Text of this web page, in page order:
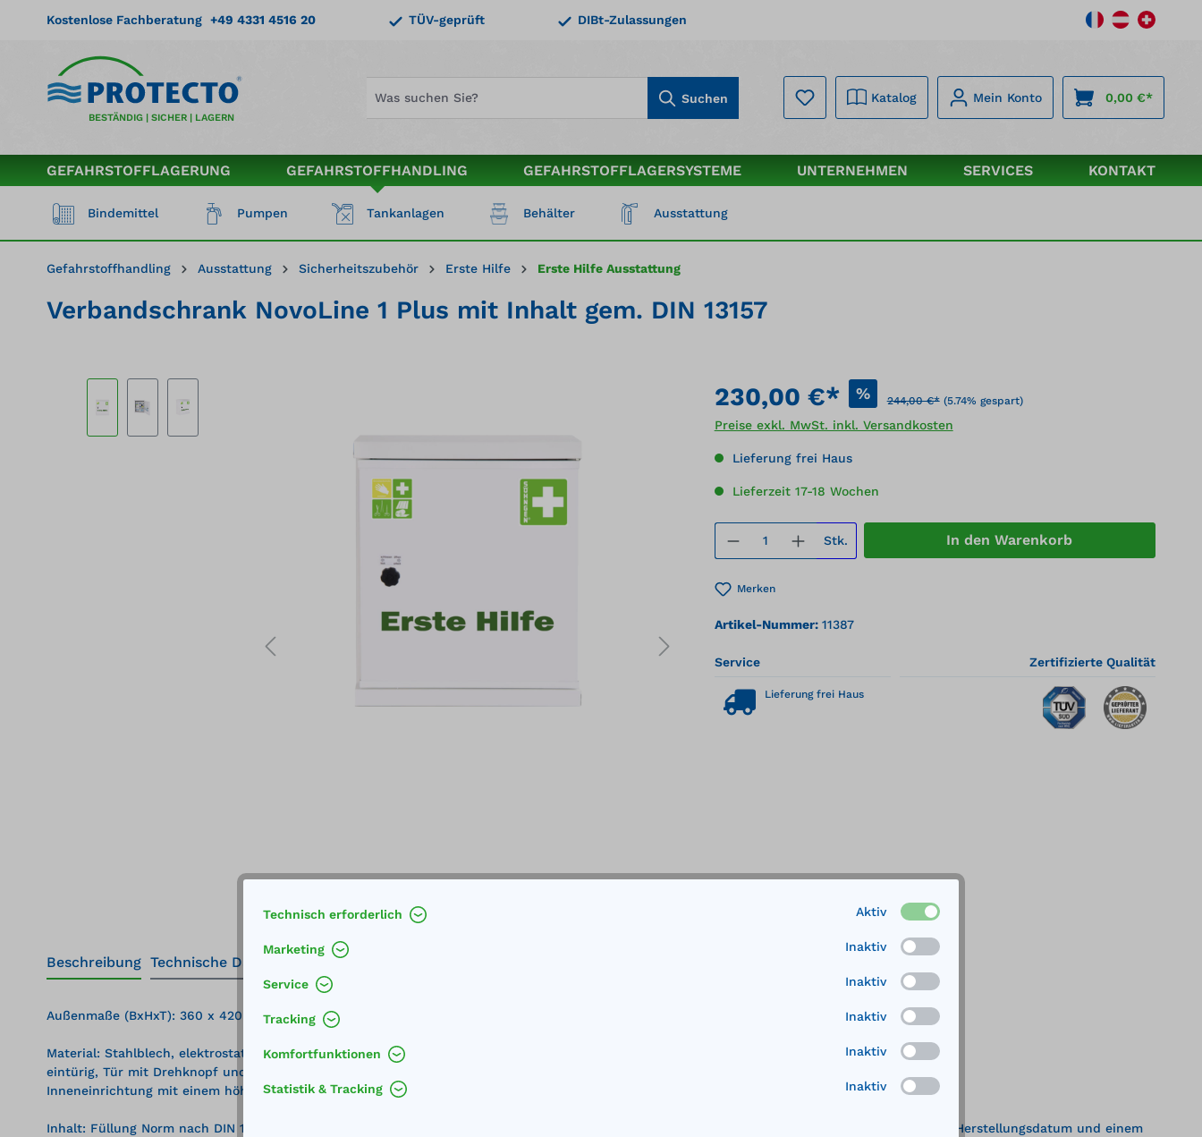
Zur Hauptnavigation springen
Kostenlose Fachberatung +49 4331 4516 20 TÜV-geprüft DIBt-Zulassungen
BESTÄNDIG | SICHER | LAGERN
Suchen Katalog Mein Konto 0,00 €*
GEFAHRSTOFFLAGERUNG GEFAHRSTOFFHANDLING GEFAHRSTOFFLAGERSYSTEME UNTERNEHMEN SERVICES KONTAKT
Bindemittel Pumpen Tankanlagen Behälter Ausstattung
Gefahrstoffhandling Ausstattung Sicherheitszubehör Erste Hilfe Erste Hilfe Ausstattung
Verbandschrank NovoLine 1 Plus mit Inhalt gem. DIN 13157
230,00 €* % 244,00 €* (5.74% gespart)
Preise exkl. MwSt. inkl. Versandkosten
Lieferung frei Haus
Lieferzeit 17-18 Wochen
Produkt Anzahl: Gib den gewünschten Wert
Stk. In den Warenkorb
Merken
Artikel-Nummer: 11387
Service
Lieferung frei Haus
Zertifizierte Qualität
Beschreibung Technische Daten
Außenmaße (BxHxT): 360 x 420 x 200 mm
Material: Stahlblech, elektrostatisch weiß pulverbeschichtet
eintürig, Tür mit Drehknopf und kräftigem Verschluss
Inneneinrichtung mit einem höhenverstellbaren Einlegeboden und ein Türablagefach
Inhalt: Füllung Norm nach DIN 13157 zusätzlich mit Erweiterungsset Plus. Sterile Verbandstoffe von SÖHNGEN® sind mit CE-Kennzeichnung, dem Herstellungsdatum und einem
Technisch erforderlich Aktiv
Marketing Inaktiv
Service Inaktiv
Tracking Inaktiv
Komfortfunktionen Inaktiv
Statistik & Tracking Inaktiv